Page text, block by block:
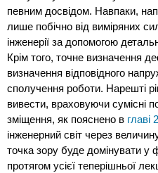
певним досвідом. Навпаки,
лише побічно від виміряних
інженерії за допомогою
Крім того, точне визначення
визначення відповідного
сполучення роботи. Нарешті
вивести, враховуючи сумісні
зміщення, як пояснено в главі 2
інженерний світ через
точка зору буде домінувати у
протягом усієї теперішньої